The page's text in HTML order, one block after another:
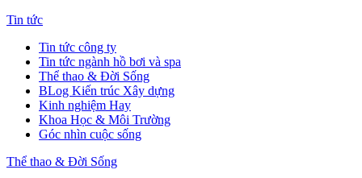
Tin tức
Tin tức công ty
Tin tức ngành hồ bơi và spa
Thể thao & Đời Sống
BLog Kiến trúc Xây dựng
Kinh nghiệm Hay
Khoa Học & Môi Trường
Góc nhìn cuộc sống
Thể thao & Đời Sống